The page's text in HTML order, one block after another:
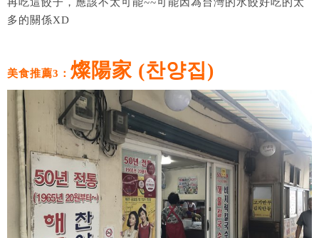
再吃這餃子，應該不太可能~~可能因為台灣的水餃好吃的太
多的關係XD
美食推薦3： 燦陽家 (찬양집)